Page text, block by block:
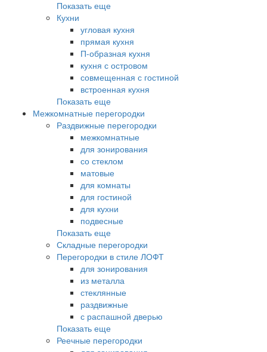
Показать еще
Кухни
угловая кухня
прямая кухня
П-образная кухня
кухня с островом
совмещенная с гостиной
встроенная кухня
Показать еще
Межкомнатные перегородки
Раздвижные перегородки
межкомнатные
для зонирования
со стеклом
матовые
для комнаты
для гостиной
для кухни
подвесные
Показать еще
Складные перегородки
Перегородки в стиле ЛОФТ
для зонирования
из металла
стеклянные
раздвижные
с распашной дверью
Показать еще
Реечные перегородки